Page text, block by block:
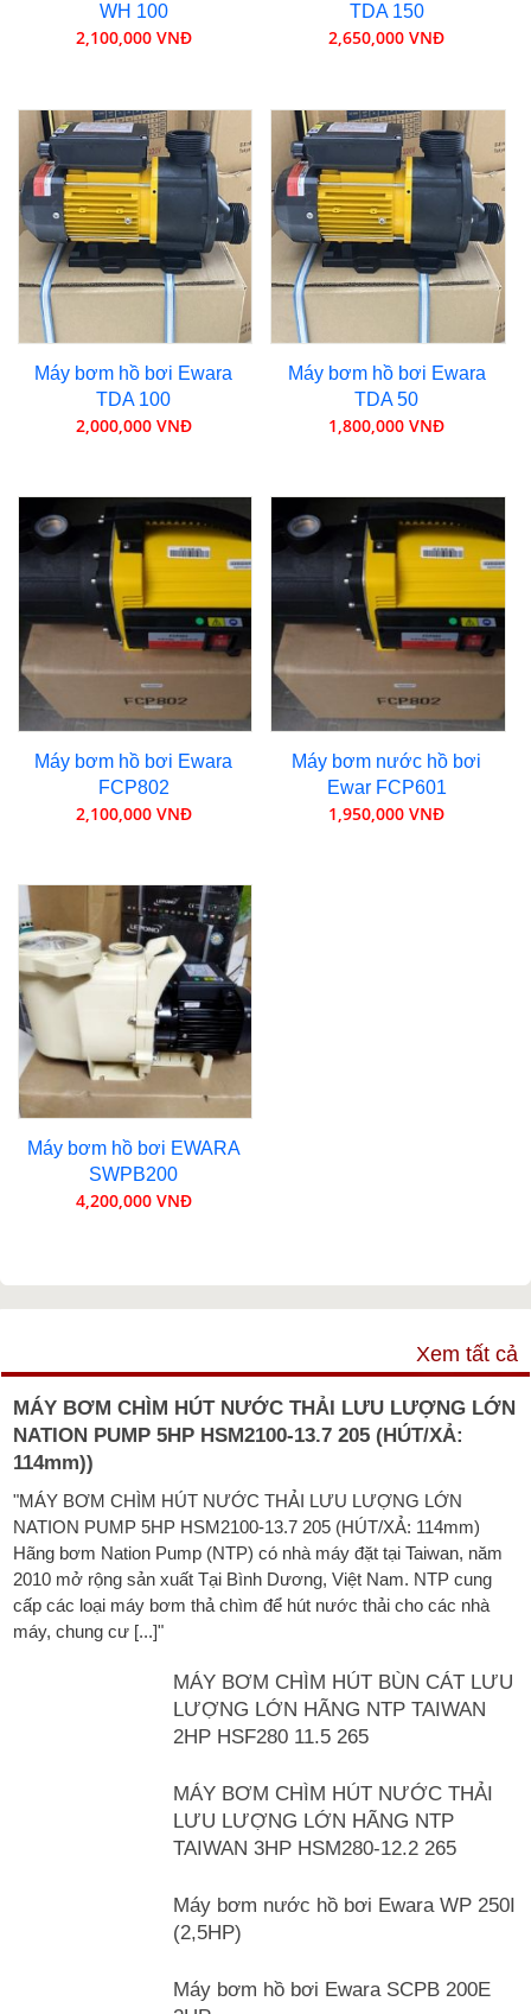
WH 100
2,100,000 VNĐ
TDA 150
2,650,000 VNĐ
Máy bơm hồ bơi Ewara
TDA 100
2,000,000 VNĐ
Máy bơm hồ bơi Ewara
TDA 50
1,800,000 VNĐ
Máy bơm hồ bơi Ewara
FCP802
2,100,000 VNĐ
Máy bơm nước hồ bơi
Ewar FCP601
1,950,000 VNĐ
Máy bơm hồ bơi EWARA
SWPB200
4,200,000 VNĐ
Xem tất cả
MÁY BƠM CHÌM HÚT NƯỚC THẢI LƯU LƯỢNG LỚN
NATION PUMP 5HP HSM2100-13.7 205 (HÚT/XẢ:
114mm))
"MÁY BƠM CHÌM HÚT NƯỚC THẢI LƯU LƯỢNG LỚN
NATION PUMP 5HP HSM2100-13.7 205 (HÚT/XẢ: 114mm)
Hãng bơm Nation Pump (NTP) có nhà máy đặt tại Taiwan, năm
2010 mở rộng sản xuất Tại Bình Dương, Việt Nam. NTP cung
cấp các loại máy bơm thả chìm để hút nước thải cho các nhà
máy, chung cư [...]"
MÁY BƠM CHÌM HÚT BÙN CÁT LƯU
LƯỢNG LỚN HÃNG NTP TAIWAN
2HP HSF280 11.5 265
MÁY BƠM CHÌM HÚT NƯỚC THẢI
LƯU LƯỢNG LỚN HÃNG NTP
TAIWAN 3HP HSM280-12.2 265
Máy bơm nước hồ bơi Ewara WP 250I
(2,5HP)
Máy bơm hồ bơi Ewara SCPB 200E